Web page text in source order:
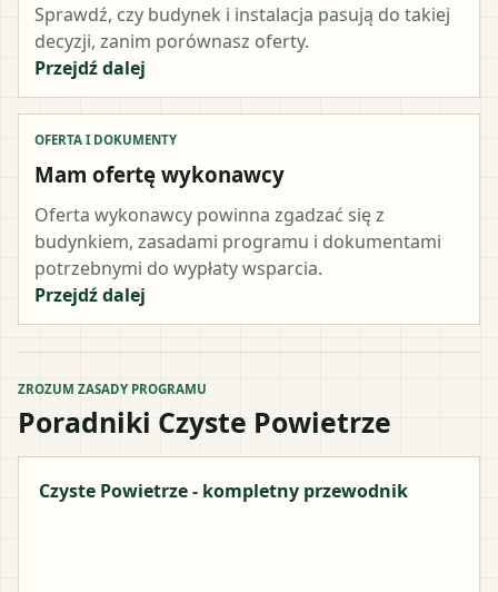
Sprawdź, czy budynek i instalacja pasują do takiej
decyzji, zanim porównasz oferty.
Przejdź dalej
OFERTA I DOKUMENTY
Mam ofertę wykonawcy
Oferta wykonawcy powinna zgadzać się z
budynkiem, zasadami programu i dokumentami
potrzebnymi do wypłaty wsparcia.
Przejdź dalej
ZROZUM ZASADY PROGRAMU
Poradniki Czyste Powietrze
Czyste Powietrze - kompletny przewodnik